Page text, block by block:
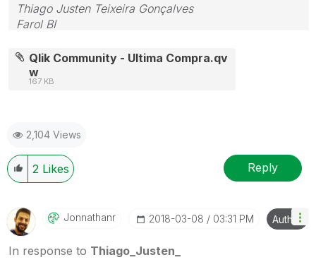
Thiago Justen Teixeira Gonçalves
Farol BI
Skype: justen.thiago
Qlik Community - Ultima Compra.qv
w
167 KB
2,104 Views
2 Likes Reply
Jonnathanr ‎2018-03-08 03:31 PM Author
In response to Thiago_Justen_